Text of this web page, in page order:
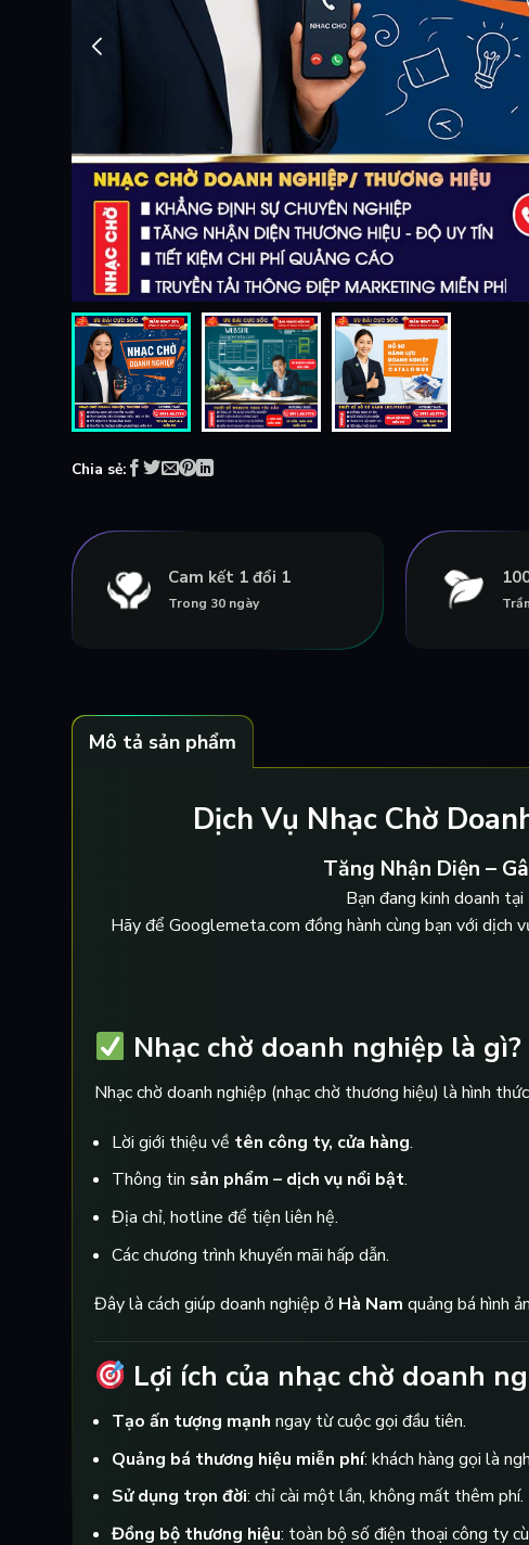
Chia sẻ:
Cam kết 1 đổi 1
Trong 30 ngày
Mô tả sản phẩm
Dịch Vụ Nhạc Chờ
Tăng Nhận Diện –
Bạn đang kinh doanh
Hãy để Googlemeta.com đồng hành cùng bạn với dịch
Nhạc chờ doanh nghiệp là gì?
Nhạc chờ doanh nghiệp (nhạc chờ thương hiệu) là hình thức
Lời giới thiệu về tên công ty, cửa hàng.
Thông tin sản phẩm – dịch vụ nổi bật.
Địa chỉ, hotline để tiện liên hệ.
Các chương trình khuyến mãi hấp dẫn.
Đây là cách giúp doanh nghiệp ở Hà Nam quảng bá hình
Lợi ích của nhạc chờ doanh
Tạo ấn tượng mạnh ngay từ cuộc gọi đầu tiên.
Quảng bá thương hiệu miễn phí: khách hàng gọi là
Sử dụng trọn đời: chỉ cài một lần, không mất thêm phí.
Đồng bộ thương hiệu: toàn bộ số điện thoại công ty